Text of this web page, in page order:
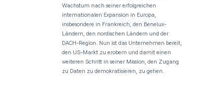
Wachstum nach seiner erfolgreichen
internationalen Expansion in Europa,
insbesondere in Frankreich, den Benelux-
Ländern, den nordischen Ländern und der
DACH-Region. Nun ist das Unternehmen bereit,
den US-Markt zu erobern und damit einen
weiteren Schritt in seiner Mission, den Zugang
zu Daten zu demokratisieren, zu gehen.